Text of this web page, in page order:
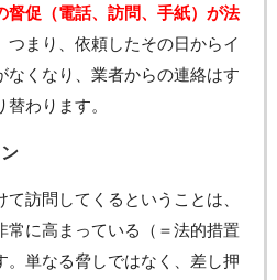
督促（電話、訪問、手紙）が法
つまり、依頼したその日からイ
なくなり、業者からの連絡はす
わります。
訪問してくるということは、
常に高まっている（＝法的措置
。単なる脅しではなく、差し押